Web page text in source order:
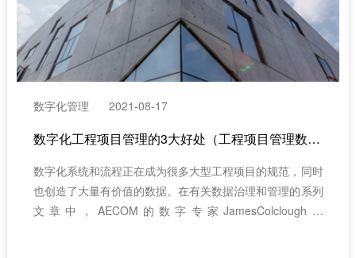
数字化管理 2021-08-17
数字化工程项目管理的3大好处（工程项目管理数字化管理的价值）
数字化系统和流程正在成为很多大型工程项目的规范，同时
也创造了大量有价值的数据。在有关数据治理和管理的系列
文章中，AECOM的数字专家JamesColclough和